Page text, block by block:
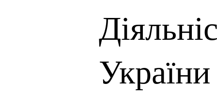
України